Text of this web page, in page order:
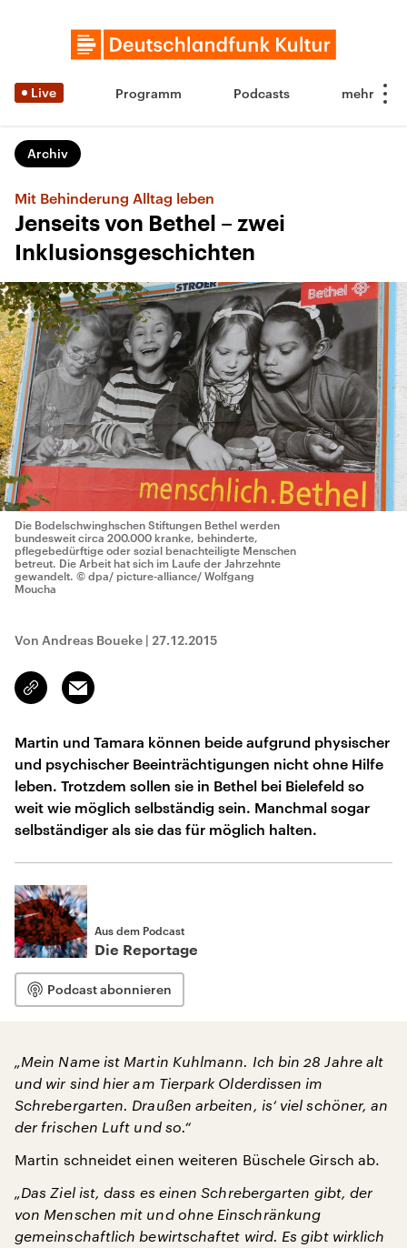
Live Programm Podcasts
Archiv
Mit Behinderung Alltag leben
Jenseits von Bethel – zwei
Inklusionsgeschichten
Die Bodelschwinghschen Stiftungen Bethel werden
bundesweit circa 200.000 kranke, behinderte,
pflegebedürftige oder sozial benachteiligte Menschen
betreut. Die Arbeit hat sich im Laufe der Jahrzehnte
gewandelt. © dpa/ picture-alliance/ Wolfgang
Moucha
Von Andreas Boueke | 27.12.2015
Link
kopieren/teilen
Email
Martin und Tamara können beide aufgrund physischer
und psychischer Beeinträchtigungen nicht ohne Hilfe
leben. Trotzdem sollen sie in Bethel bei Bielefeld so
weit wie möglich selbständig sein. Manchmal sogar
selbständiger als sie das für möglich halten.
Aus dem Podcast
Die Reportage
Podcast abonnieren
„Mein Name ist Martin Kuhlmann. Ich bin 28 Jahre alt
und wir sind hier am Tierpark Olderdissen im
Schrebergarten. Draußen arbeiten, is‘ viel schöner, an
der frischen Luft und so.“
Martin schneidet einen weiteren Büschele Girsch ab.
„Das Ziel ist, dass es einen Schrebergarten gibt, der
von Menschen mit und ohne Einschränkung
gemeinschaftlich bewirtschaftet wird. Es gibt wirklich